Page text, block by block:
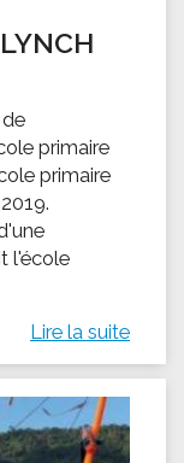
primaire
primaire
l'école
Lire la suite